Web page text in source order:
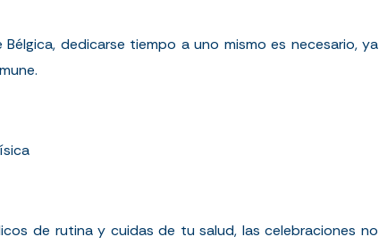
Bélgica, dedicarse tiempo a uno mismo es necesario, ya
de rutina y cuidas de tu salud, las celebraciones no